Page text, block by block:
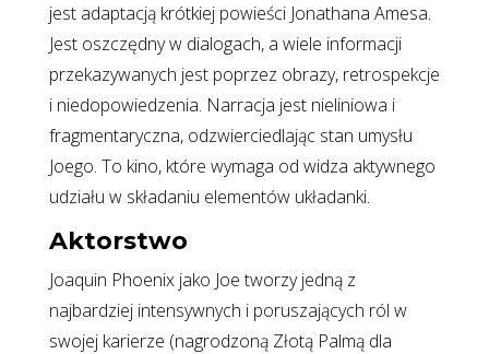
jest adaptacją krótkiej powieści Jonathana Amesa.
Jest oszczędny w dialogach, a wiele informacji
przekazywanych jest poprzez obrazy, retrospekcje
i niedopowiedzenia. Narracja jest nieliniowa i
fragmentaryczna, odzwierciedlając stan umysłu
Joego. To kino, które wymaga od widza aktywnego
udziału w składaniu elementów układanki.
Aktorstwo
Joaquin Phoenix jako Joe tworzy jedną z
najbardziej intensywnych i poruszających ról w
swojej karierze (nagrodzoną Złotą Palmą dla